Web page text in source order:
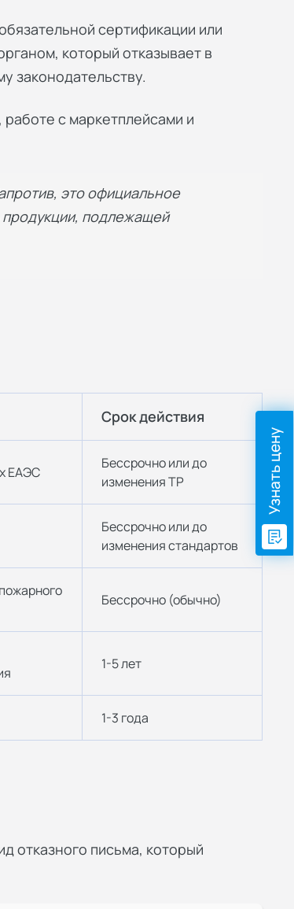
сертификации или
который отказывает в
законодательству.
с маркетплейсами и
это официальное
продукции, подлежащей
Срок действия
ЕАЭС
Бессрочно или до
изменения ТР
Бессрочно или до
изменения стандартов
Бессрочно (обычно)
1-5 лет
1-3 года
отказного письма, который
Узнать цену